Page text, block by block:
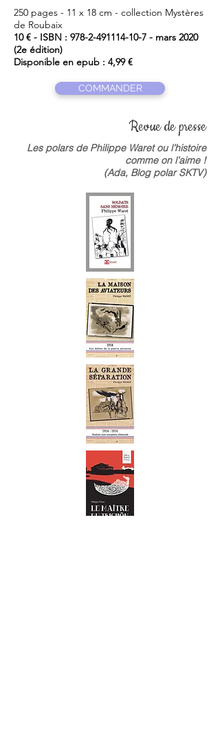
250 pages - 11 x 18 cm - collection Mystères
de Roubaix
10 € - ISBN : 978-2-491114-10-7 - mars 2020
(2e édition)
Disponible en epub : 4,99 €
COMMANDER
Revue de presse
Les polars de Philippe Waret ou l’histoire
comme on l’aime !
(Ada, Blog polar SKTV)